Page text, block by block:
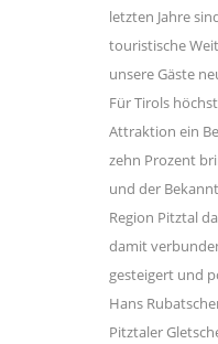
letzten Jahre
touristische
unsere Gäste
Für Tirols
Attraktion ein
zehn Prozent
und der
Region Pitztal
damit
gesteigert und
Hans
Pitztaler